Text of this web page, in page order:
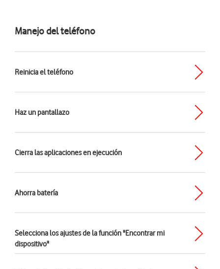
Manejo del teléfono
Reinicia el teléfono
Haz un pantallazo
Cierra las aplicaciones en ejecución
Ahorra batería
Selecciona los ajustes de la función "Encontrar mi
dispositivo"